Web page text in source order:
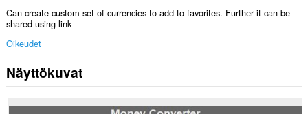
Can create custom set of currencies to add to favorites. Further it can be
shared using link
Oikeudet
Laajennuksella
on
tietoihisi
Näyttökuvat